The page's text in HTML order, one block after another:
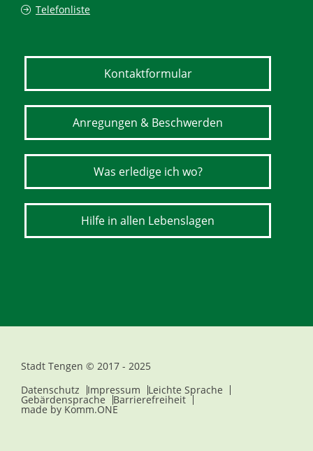
Telefonliste
Kontaktformular
Anregungen & Beschwerden
Was erledige ich wo?
Hilfe in allen Lebenslagen
Stadt Tengen © 2017 - 2025
Datenschutz
Impressum Leichte Sprache
Gebärdensprache Barrierefreiheit
made by Komm.ONE